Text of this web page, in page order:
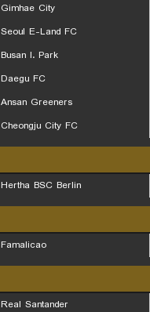
Gimhae City
Seoul E-Land FC
Busan I. Park
Daegu FC
Ansan Greeners
Cheongju City FC
Hertha BSC Berlin
Famalicao
Real Santander